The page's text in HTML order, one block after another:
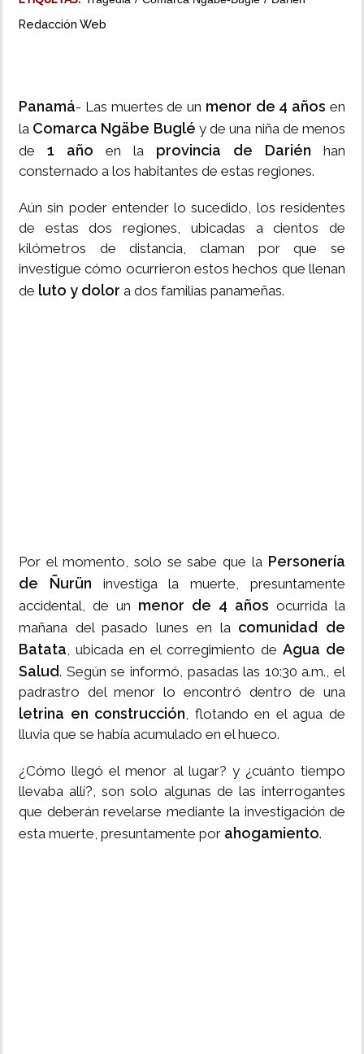
Redacción Web
Panamá- Las muertes de un menor de 4 años en
la Comarca Ngäbe Buglé y de una niña de menos
de 1 año en la provincia de Darién han
consternado a los habitantes de estas regiones.
Aún sin poder entender lo sucedido, los residentes
de estas dos regiones, ubicadas a cientos de
kilómetros de distancia, claman por que se
investigue cómo ocurrieron estos hechos que llenan
de luto y dolor a dos familias panameñas.
Por el momento, solo se sabe que la Personería
de Ñurün investiga la muerte, presuntamente
accidental, de un menor de 4 años ocurrida la
mañana del pasado lunes en la comunidad de
Batata, ubicada en el corregimiento de Agua de
Salud. Según se informó, pasadas las 10:30 a.m., el
padrastro del menor lo encontró dentro de una
letrina en construcción, flotando en el agua de
lluvia que se había acumulado en el hueco.
¿Cómo llegó el menor al lugar? y ¿cuánto tiempo
llevaba allí?, son solo algunas de las interrogantes
que deberán revelarse mediante la investigación de
esta muerte, presuntamente por ahogamiento.